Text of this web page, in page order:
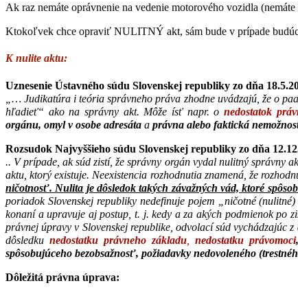
Ak raz nemáte oprávnenie na vedenie motorového vozidla
Ktokoľvek chce opraviť NULITNÝ akt, sám bude v prípade
K nulite aktu:
Uznesenie Ústavného súdu Slovenskej republiky zo dňa
„… Judikatúra i teória správneho práva zhodne uvádzajú, že o
hľadieť“ ako na správny akt. Môže ísť napr. onedostatok
orgánu, omyl v osobe adresáta a právna alebo faktická
Rozsudok Najvyššieho súdu Slovenskej republiky zo dňa
.. V prípade, ak súd zistí, že správny orgán vydal nulitný správny
aktu, ktorý existuje. Neexistencia rozhodnutia znamená, že
ničotnosť. Nulita je dôsledok takých závažných vád, ktoré
poriadok Slovenskej republiky nedefinuje pojem „ničotné
konaní a upravuje aj postup, t. j. kedy a za akých podmienok po
právnej úpravy v Slovenskej republike, odvolací súd vychádzajúc
dôsledku nedostatku právneho základu, nedostatku právomoci
spôsobujúceho bezobsažnosť, požiadavky nedovoleného
Dôležitá právna úprava: